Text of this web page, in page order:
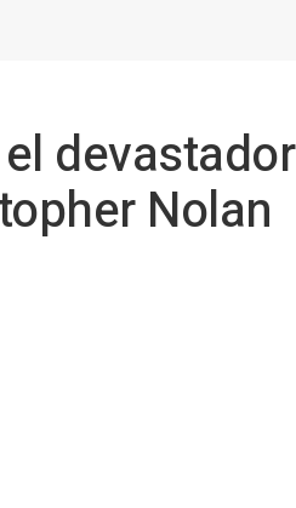
devastador
Nolan